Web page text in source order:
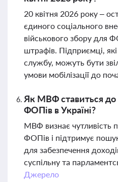
20 квітня 2026 року –
єдиного соціального
військового збору для
штрафів. Підприємці,
службу, можуть бути
умови мобілізації до
Як МВФ ставиться до
ФОПів в Україні?
МВФ визнає чутливість
ФОПів і підтримує
для забезпечення
суспільну та
Джерело